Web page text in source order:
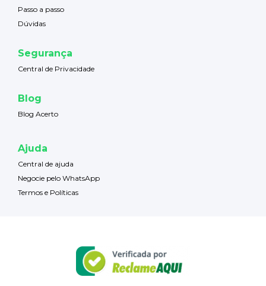
Passo a passo
Dúvidas
Segurança
Central de Privacidade
Blog
Blog Acerto
Ajuda
Central de ajuda
Negocie pelo WhatsApp
Termos e Políticas